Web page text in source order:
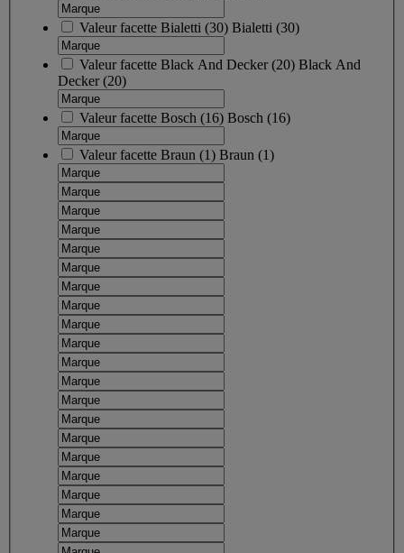
Valeur facette Bialetti (30) Bialetti (30)
Valeur facette Black And Decker(20) Black And
Decker(20)
Valeur facette Bosch (16) Bosch (16)
Valeur facette Braun (1) Braun (1)